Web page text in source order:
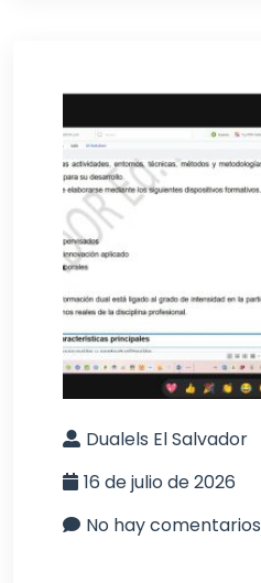
Dualels El Salvador
16 de julio de 2026
No hay comentarios